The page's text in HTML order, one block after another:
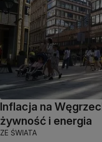
Inflacja na
żywność i energia
ZE ŚWIATA